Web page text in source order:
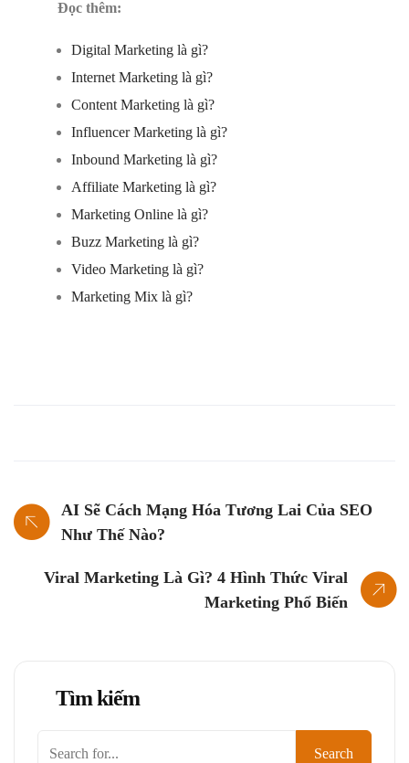
Đọc thêm:
Digital Marketing là gì?
Internet Marketing là gì?
Content Marketing là gì?
Influencer Marketing là gì?
Inbound Marketing là gì?
Affiliate Marketing là gì?
Marketing Online là gì?
Buzz Marketing là gì?
Video Marketing là gì?
Marketing Mix là gì?
AI Sẽ Cách Mạng Hóa Tương Lai Của SEO
Như Thế Nào?
Viral Marketing Là Gì? 4 Hình Thức Viral
Marketing Phổ Biến
Tìm kiếm
Search